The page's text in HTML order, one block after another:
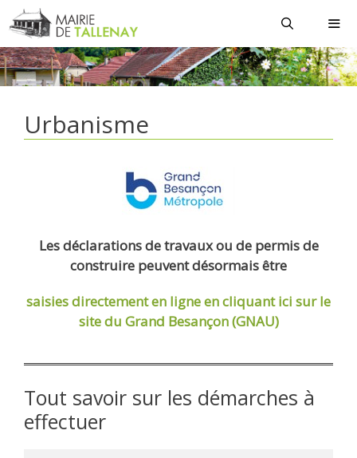
Aller
au
contenu
Urbanisme
Les déclarations de travaux ou de permis de
construire peuvent désormais être
saisies directement en ligneen cliquant ici sur le
site du Grand Besançon (GNAU)
Tout savoir sur les démarches à
effectuer